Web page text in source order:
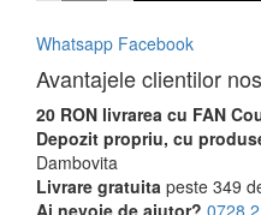
Whatsapp Facebook
Avantajele clientilor
20 RON livrarea cu FAN
Depozit propriu, cu
Dambovita
Livrare gratuita peste 349